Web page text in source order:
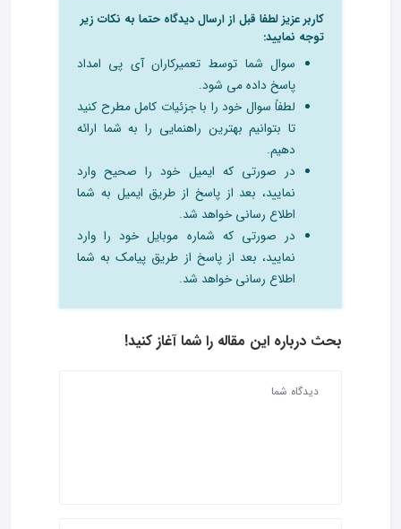
کاربر عزیز لطفا قبل از ارسال دیدگاه حتما به نکات زیر
توجه نمایید:
سوال شما توسط تعمیرکاران آی پی امداد
پاسخ داده می شود.
لطفاً سوال خود را با جزئیات کامل مطرح کنید
تا بتوانیم بهترین راهنمایی را به شما ارائه
دهیم.
در صورتی که ایمیل خود را صحیح وارد
نمایید، بعد از پاسخ از طریق ایمیل به شما
اطلاع رسانی خواهد شد.
در صورتی که شماره موبایل خود را وارد
نمایید، بعد از پاسخ از طریق پیامک به شما
اطلاع رسانی خواهد شد.
بحث درباره این مقاله را شما آغاز کنید!